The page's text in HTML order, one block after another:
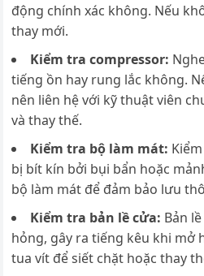
động chính xác không. Nếu
thay mới.
Kiểm tra compressor:
tiếng ồn hay rung lắc không.
nên liên hệ với kỹ thuật viên
và thay thế.
Kiểm tra bộ làm mát: K
bị bít kín bởi bụi bẩn hoặc
bộ làm mát để đảm bảo lưu
Kiểm tra bản lề cửa: Bản
hỏng, gây ra tiếng kêu khi mở
tua vít để siết chặt hoặc thay